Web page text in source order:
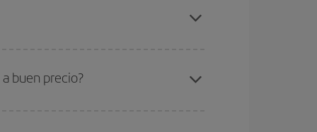
Grande-Madrid-dest
buen precio?